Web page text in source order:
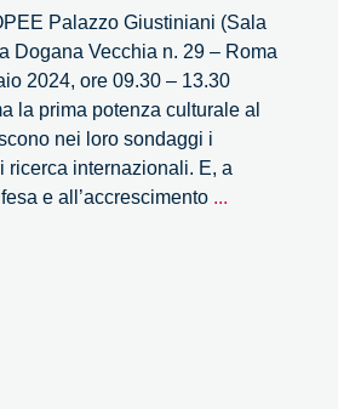
Palazzo Giustiniani (Sala
Dogana Vecchia n. 29 – Roma
2024, ore 09.30 – 13.30
la prima potenza culturale al
nei loro sondaggi i
ricerca internazionali. E, a
e all’accrescimento ...